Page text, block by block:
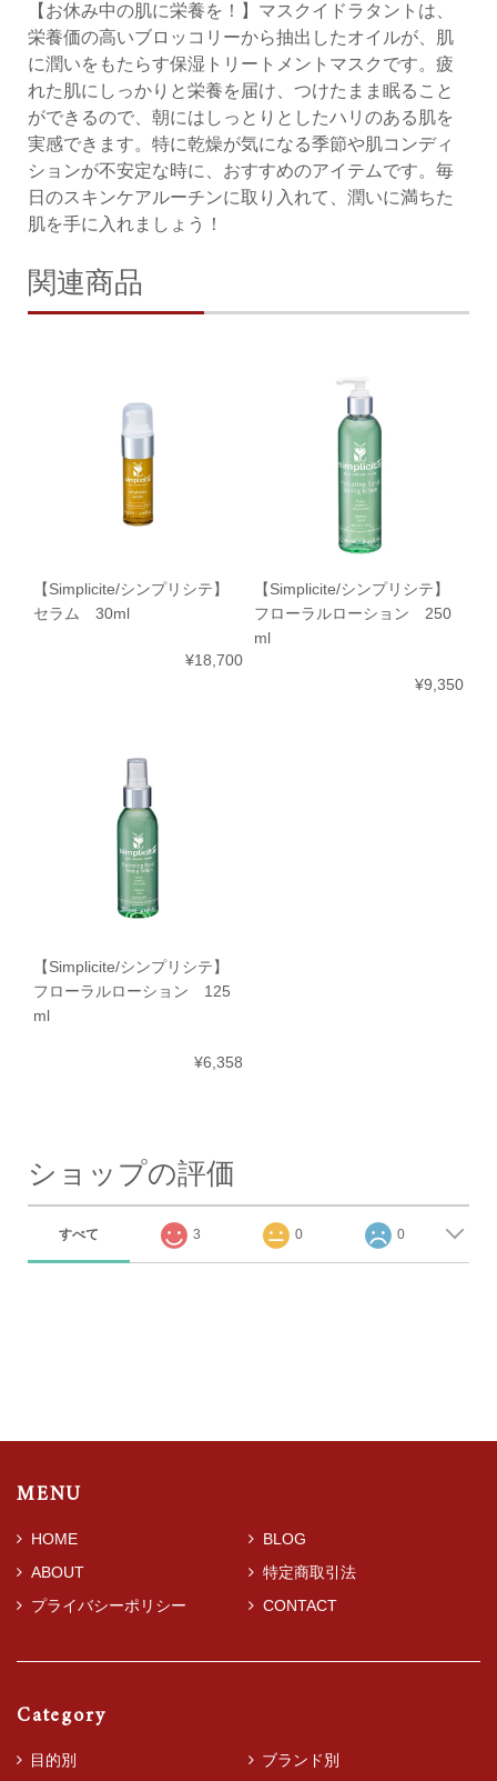
【お休み中の肌に栄養を！】マスクイドラタントは、
栄養価の高いブロッコリーから抽出したオイルが、肌
に潤いをもたらす保湿トリートメントマスクです。疲
れた肌にしっかりと栄養を届け、つけたまま眠ること
ができるので、朝にはしっとりとしたハリのある肌を
実感できます。特に乾燥が気になる季節や肌コンディ
ションが不安定な時に、おすすめのアイテムです。毎
日のスキンケアルーチンに取り入れて、潤いに満ちた
肌を手に入れましょう！
関連商品
【Simplicite/シンプリシテ】
セラム 30ml
¥18,700
【Simplicite/シンプリシテ】
フローラルローション 250
ml
¥9,350
【Simplicite/シンプリシテ】
フローラルローション 125
ml
¥6,358
ショップの評価
すべて 3 0 0
MENU
HOME
BLOG
ABOUT
特定商取引法
プライバシーポリシー
CONTACT
Category
目的別 ブランド別